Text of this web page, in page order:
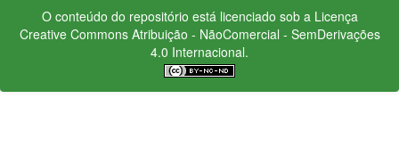
O conteúdo do repositório está licenciado sob a Licença
Creative CommonsAtribuição - NãoComercial - SemDerivações
4.0 Internacional.